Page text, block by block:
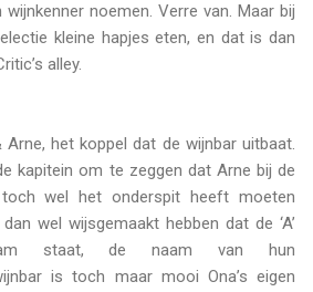
noemen. Verre van. Maar bij
kleine hapjes eten, en dat is dan
alley.
het koppel dat de wijnbar uitbaat.
kapitein om te zeggen dat Arne bij de
wel het onderspit heeft moeten
wel wijsgemaakt hebben dat de ‘A’
staat, de naam van hun
is toch maar mooi Ona’s eigen